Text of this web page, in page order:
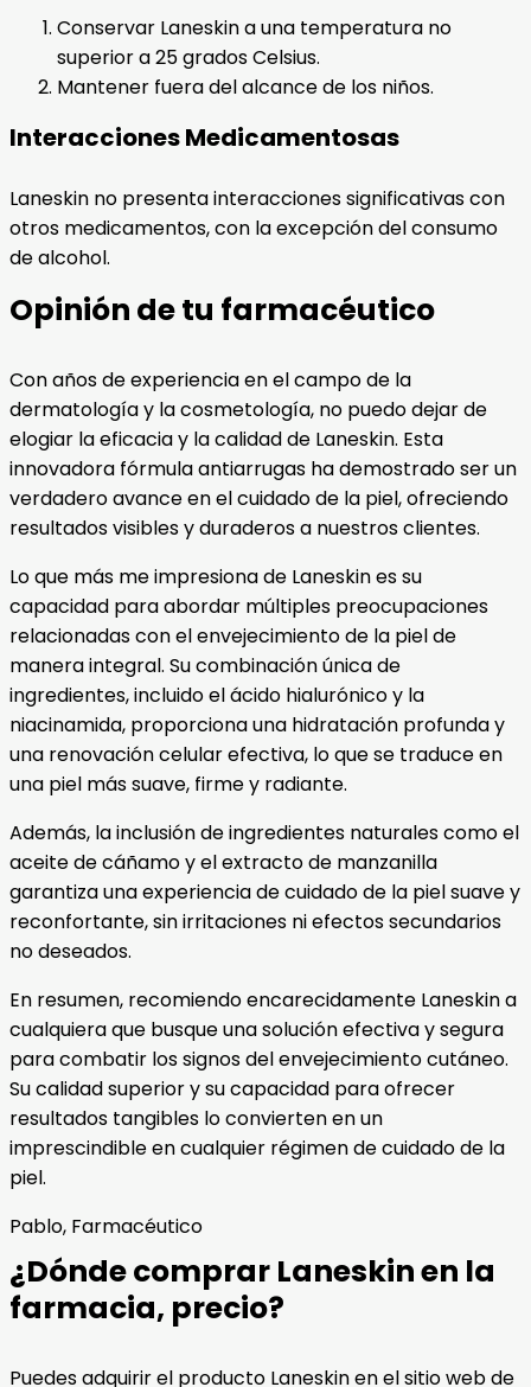
Conservar Laneskin a una temperatura no
superior a 25 grados Celsius.
Mantener fuera del alcance de los niños.
Interacciones Medicamentosas
Laneskin no presenta interacciones significativas con
otros medicamentos, con la excepción del consumo
de alcohol.
Opinión de tu farmacéutico
Con años de experiencia en el campo de la
dermatología y la cosmetología, no puedo dejar de
elogiar la eficacia y la calidad de Laneskin. Esta
innovadora fórmula antiarrugas ha demostrado ser un
verdadero avance en el cuidado de la piel, ofreciendo
resultados visibles y duraderos a nuestros clientes.
Lo que más me impresiona de Laneskin es su
capacidad para abordar múltiples preocupaciones
relacionadas con el envejecimiento de la piel de
manera integral. Su combinación única de
ingredientes, incluido el ácido hialurónico y la
niacinamida, proporciona una hidratación profunda y
una renovación celular efectiva, lo que se traduce en
una piel más suave, firme y radiante.
Además, la inclusión de ingredientes naturales como el
aceite de cáñamo y el extracto de manzanilla
garantiza una experiencia de cuidado de la piel suave y
reconfortante, sin irritaciones ni efectos secundarios
no deseados.
En resumen, recomiendo encarecidamente Laneskin a
cualquiera que busque una solución efectiva y segura
para combatir los signos del envejecimiento cutáneo.
Su calidad superior y su capacidad para ofrecer
resultados tangibles lo convierten en un
imprescindible en cualquier régimen de cuidado de la
piel.
Pablo, Farmacéutico
¿Dónde comprar Laneskin en la
farmacia, precio?
Puedes adquirir el producto Laneskin en el sitio web de